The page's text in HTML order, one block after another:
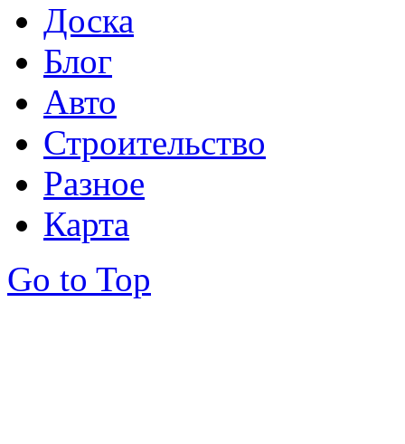
Доска
Блог
Авто
Строительство
Разное
Карта
Go to Top